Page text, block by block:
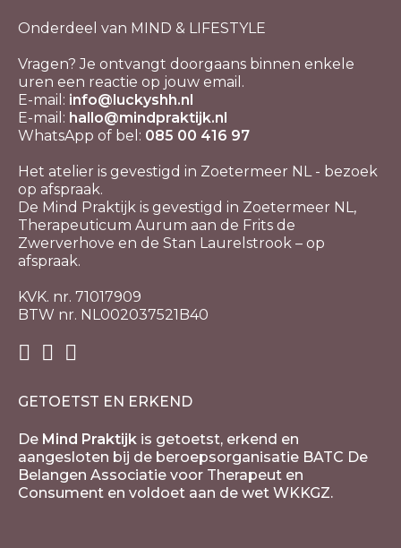
Onderdeel van MIND & LIFESTYLE
Vragen? Je ontvangt doorgaans binnen enkele
uren een reactie op jouw email.
E-mail: info@luckyshh.nl
E-mail: hallo@mindpraktijk.nl
WhatsApp of bel: 085 00 416 97
Het atelier is gevestigd in Zoetermeer NL - bezoek
op afspraak.
De Mind Praktijk is gevestigd in Zoetermeer NL,
Therapeuticum Aurum aan de Frits de
Zwerverhove en de Stan Laurelstrook – op
afspraak.
KVK. nr. 71017909
BTW nr. NL002037521B40
GETOETST EN ERKEND
De Mind Praktijk is getoetst, erkend en
aangesloten bij de beroepsorganisatie BATC De
Belangen Associatie voor Therapeut en
Consument en voldoet aan de wet WKKGZ.